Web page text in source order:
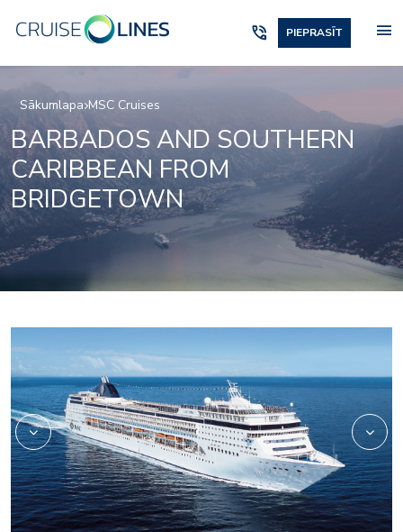
phone_in_talk PIEPRASĪT menu
Sākumlapa MSC Cruises
BARBADOS AND SOUTHERN
CARIBBEAN FROM
BRIDGETOWN